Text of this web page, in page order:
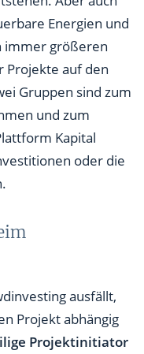
Energien und
immer größeren
Projekte auf den
Gruppen sind zum
und zum
Kapital
oder die
ausfällt,
Projekt abhängig
Projektinitiator